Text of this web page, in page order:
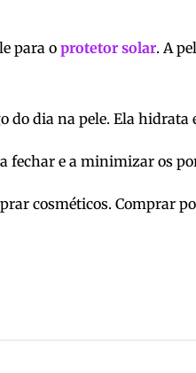
para o protetor solar. A
do dia na pele. Ela hidrata
fechar e a minimizar os
cosméticos. Comprar